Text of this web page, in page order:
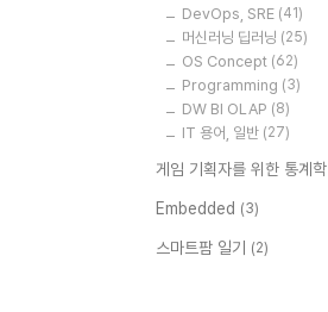
DevOps, SRE (41)
머신러닝 딥러닝 (25)
OS Concept (62)
Programming (3)
DW BI OLAP (8)
IT 용어, 일반 (27)
게임 기획자를 위한 통계학
Embedded (3)
스마트팜 일기 (2)